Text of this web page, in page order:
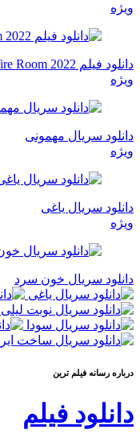
ویژه
دانلود فیلم Wire Room 2022 اتاق شنود
ویژه
دانلود سریال مهمونی
ویژه
دانلود سریال یاغی
ویژه
دانلود سریال خون سرد
درباره رسانه فيلم ترين
دانلود فیلم